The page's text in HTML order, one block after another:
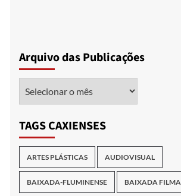
Arquivo das Publicações
TAGS CAXIENSES
ARTES PLÁSTICAS AUDIOVISUAL
BAIXADA-FLUMINENSE BAIXADA FILMA